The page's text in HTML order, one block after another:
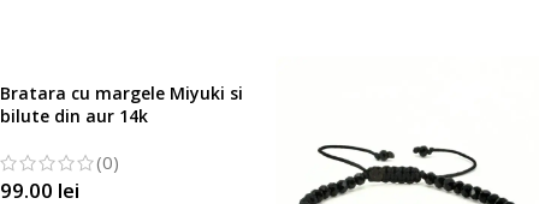
Bratara cu margele Miyuki si
bilute din aur 14k
(0)
99.00 lei